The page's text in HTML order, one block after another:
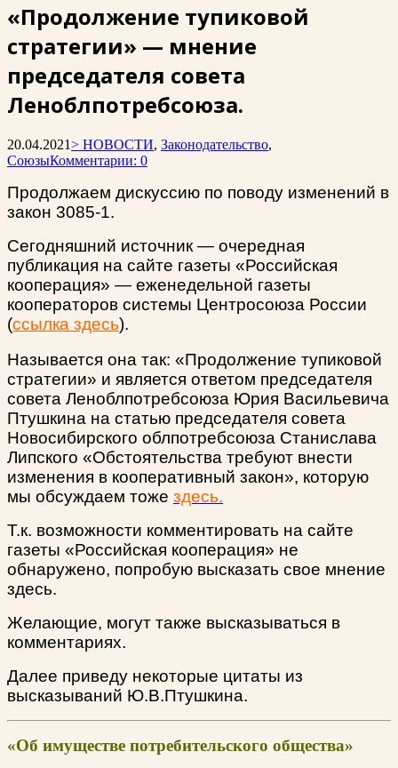
«Продолжение тупиковой
стратегии» — мнение
председателя совета
Леноблпотребсоюза.
20.04.2021> НОВОСТИ, Законодательство,
СоюзыКомментарии: 0
Продолжаем дискуссию по поводу изменений в
закон 3085-1.
Сегодняшний источник — очередная
публикация на сайте газеты «Российская
кооперация» — еженедельной газеты
кооператоров системы Центросоюза России
(ссылка здесь).
Называется она так: «Продолжение тупиковой
стратегии» и является ответом председателя
совета Леноблпотребсоюза Юрия Васильевича
Птушкина на статью председателя совета
Новосибирского облпотребсоюза Станислава
Липского «Обстоятельства требуют внести
изменения в кооперативный закон», которую
мы обсуждаем тоже здесь.
Т.к. возможности комментировать на сайте
газеты «Российская кооперация» не
обнаружено, попробую высказать свое мнение
здесь.
Желающие, могут также высказываться в
комментариях.
Далее приведу некоторые цитаты из
высказываний Ю.В.Птушкина.
«Об имуществе потребительского общества»